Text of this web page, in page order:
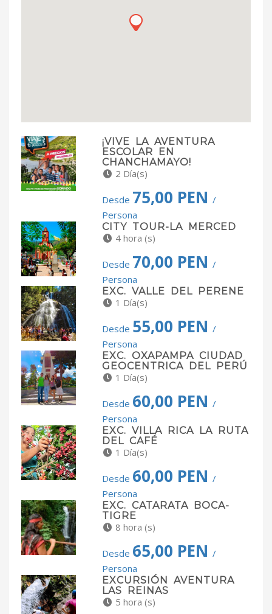
¡VIVE LA AVENTURA
ESCOLAR EN
CHANCHAMAYO!
2 Día(s)
Desde 75,00 PEN /
Persona
CITY TOUR-LA MERCED
4 hora (s)
Desde 70,00 PEN /
Persona
EXC. VALLE DEL PERENE
1 Día(s)
Desde 55,00 PEN /
Persona
EXC. OXAPAMPA CIUDAD
GEOCENTRICA DEL PERÚ
1 Día(s)
Desde 60,00 PEN /
Persona
EXC. VILLA RICA LA RUTA
DEL CAFÉ
1 Día(s)
Desde 60,00 PEN /
Persona
EXC. CATARATA BOCA-
TIGRE
8 hora (s)
Desde 65,00 PEN /
Persona
EXCURSIÓN AVENTURA
LAS REINAS
5 hora (s)